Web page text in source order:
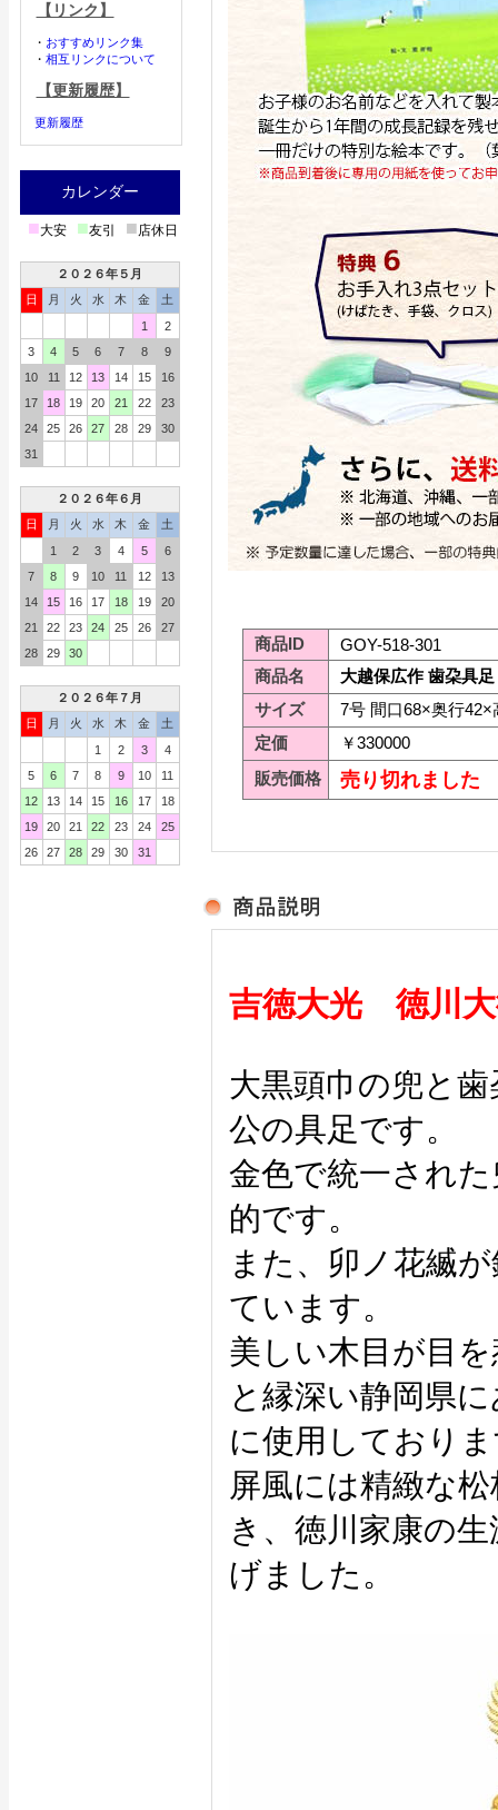
【リンク】
・ おすすめリンク集
・ 相互リンクについて
【更新履歴】
更新履歴
カレンダー
■大安 ■友引 ■店休日
２０２６年５月
日
月 火 水 木 金
土
1
2
3
4 5 6 7 8
9
10
11 12 13 14 15
16
17
18 19 20 21 22
23
24
25 26 27 28 29
30
31
２０２６年６月
日
月 火 水 木 金
土
1
2 3 4 5
6
7
8 9 10 11 12
13
14
15 16 17 18 19
20
21
22 23 24 25 26
27
28
29 30
２０２６年７月
日
月 火 水 木 金
土
1
2 3
4
5
6 7 8 9 10
11
12
13 14 15 16 17
18
19
20 21 22 23 24
25
26
27 28 29 30 31
商品ID
GOY-518-301
商品名
大越保広作 歯朶具
サイズ
7号 間口68×奥行42×
定価
￥330000
販売価格
売り切れました
吉徳大光 徳川
大黒頭巾の兜と
公の具足です。
金色で統一され
的です。
また、卯ノ花縅
ています。
美しい木目が目
と縁深い静岡県
に使用しており
屏風には精緻な
き、徳川家康の
げました。